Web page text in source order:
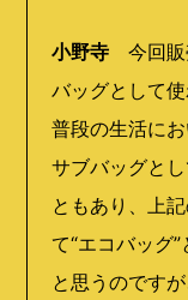
小野寺 今回販
バッグとして
普段の生活に
サブバッグと
ともあり、上
て“エコバッグ
と思うのです